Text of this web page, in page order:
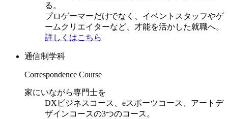
る。
プロゲーマーだけでなく、イベントスタッフやゲ
ームクリエイターなど、才能を活かした就職へ。
詳しくはこちら
通信制学科
Correspondence Course
家にいながら専門士を
DXビジネスコース、eスポーツコース、アートデ
ザインコースの3つのコース。